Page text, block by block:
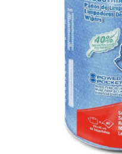
Segmentos
Desinfetante
(3)
Detergentes Louça (7)
(64)
Equipamentos
(14)
(5)
Hospitais e Clínicas